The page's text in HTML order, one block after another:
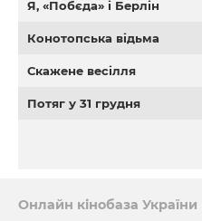
Я, «Побєда» і Берлін
Конотопська відьма
Скажене весілля
Потяг у 31 грудня
Онлайн кінобаза України